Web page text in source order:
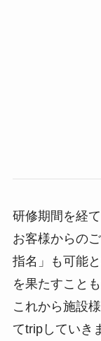
研修期間を経
お客様からの
指名」も可能
を果たすこと
これから施設
てtripしていき